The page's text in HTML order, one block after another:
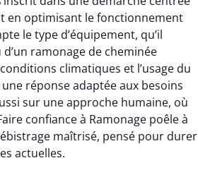
en optimisant le fonctionnement
le type d’équipement, qu’il
ramonage de cheminée
climatiques et l’usage du
réponse adaptée aux besoins
sur une approche humaine, où
confiance à Ramonage poêle à
maîtrisé, pensé pour durer
actuelles.